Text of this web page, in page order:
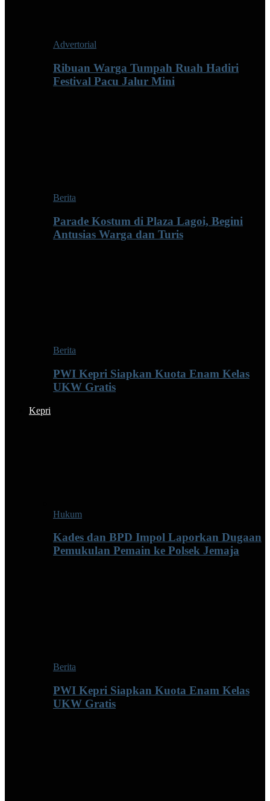
Advertorial
Ribuan Warga Tumpah Ruah Hadiri
Festival Pacu Jalur Mini
Berita
Parade Kostum di Plaza Lagoi, Begini
Antusias Warga dan Turis
Berita
PWI Kepri Siapkan Kuota Enam Kelas
UKW Gratis
Kepri
Hukum
Kades dan BPD Impol Laporkan Dugaan
Pemukulan Pemain ke Polsek Jemaja
Berita
PWI Kepri Siapkan Kuota Enam Kelas
UKW Gratis